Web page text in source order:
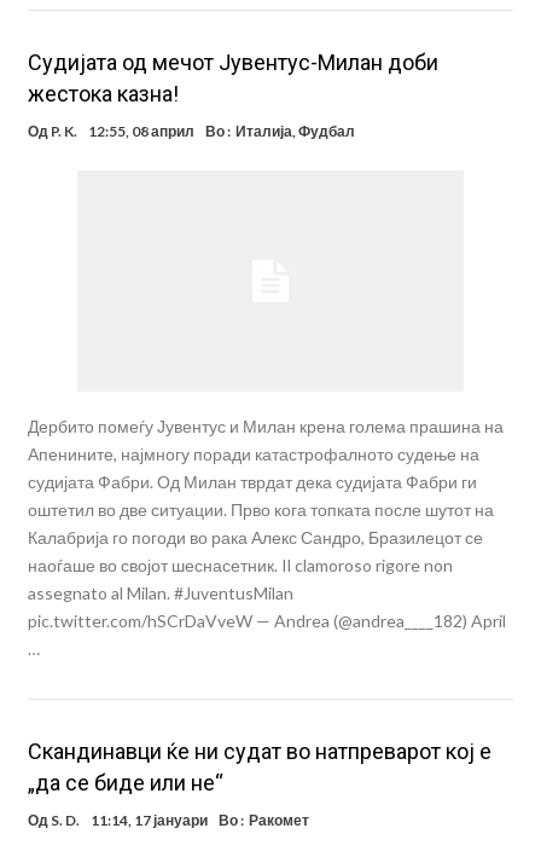
Судијата од мечот Јувентус-Милан доби
жестока казна!
Од P. K. 12:55, 08 април Во : Италија,Фудбал
Дербито помеѓу Јувентус и Милан крена голема прашина на
Апенините, најмногу поради катастрофалното судење на
судијата Фабри. Од Милан тврдат дека судијата Фабри ги
оштетил во две ситуации. Прво кога топката после шутот на
Калабрија го погоди во рака Алекс Сандро, Бразилецот се
наоѓаше во својот шеснасетник. Il clamoroso rigore non
assegnato al Milan. #JuventusMilan
pic.twitter.com/hSCrDaVveW — Andrea (@andrea____182) April
…
Скандинавци ќе ни судат во натпреварот кој е
„да се биде или не“
Од S. D. 11:14, 17 јануари Во : Ракомет